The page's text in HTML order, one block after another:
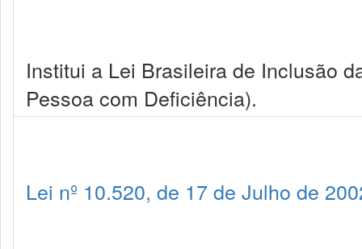
Institui a Lei Brasileira de Inclusão
Pessoa com Deficiência).
Lei nº 10.520, de 17 de Julho de